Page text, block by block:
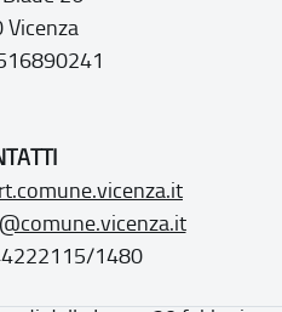
Vicenza
1480